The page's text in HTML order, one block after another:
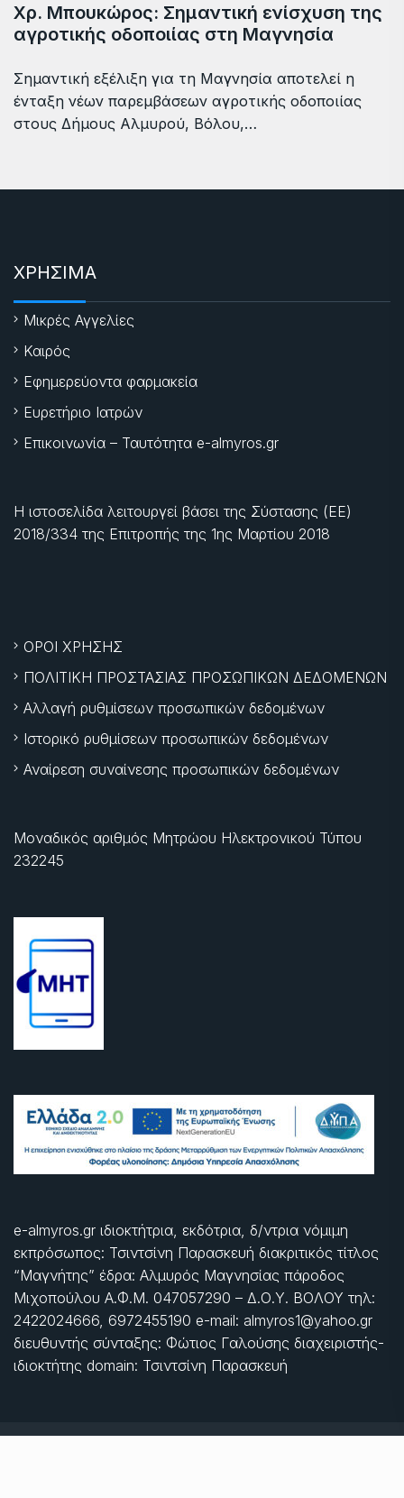
Χρ. Μπουκώρος: Σημαντική ενίσχυση της
αγροτικής οδοποιίας στη Μαγνησία
Σημαντική εξέλιξη για τη Μαγνησία αποτελεί η
ένταξη νέων παρεμβάσεων αγροτικής οδοποιίας
στους Δήμους Αλμυρού, Βόλου,…
ΧΡΗΣΙΜΑ
Μικρές Αγγελίες
Καιρός
Εφημερεύοντα φαρμακεία
Ευρετήριο Ιατρών
Επικοινωνία – Ταυτότητα e-almyros.gr
Η ιστοσελίδα λειτουργεί βάσει της Σύστασης (ΕΕ)
2018/334 της Επιτροπής της 1ης Μαρτίου 2018
ΟΡΟΙ ΧΡΗΣΗΣ
ΠΟΛΙΤΙΚΗ ΠΡΟΣΤΑΣΙΑΣ ΠΡΟΣΩΠΙΚΩΝ ΔΕΔΟΜΕΝΩΝ
Αλλαγή ρυθμίσεων προσωπικών δεδομένων
Ιστορικό ρυθμίσεων προσωπικών δεδομένων
Αναίρεση συναίνεσης προσωπικών δεδομένων
Μοναδικός αριθμός Μητρώου Ηλεκτρονικού Τύπου
232245
e-almyros.gr ιδιοκτήτρια, εκδότρια, δ/ντρια νόμιμη
εκπρόσωπος: Τσιντσίνη Παρασκευή διακριτικός τίτλος
“Μαγνήτης” έδρα: Αλμυρός Μαγνησίας πάροδος
Μιχοπούλου Α.Φ.Μ. 047057290 – Δ.Ο.Υ. ΒΟΛΟΥ τηλ:
2422024666, 6972455190 e-mail: almyros1@yahoo.gr
διευθυντής σύνταξης: Φώτιος Γαλούσης διαχειριστής-
ιδιοκτήτης domain: Τσιντσίνη Παρασκευή